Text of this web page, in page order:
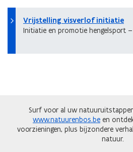
Vrijstelling visverlof initiatie
Initiatie en promotie hengelsport –
Surf voor al uw
www.natuurenbos.be en
voorzieningen, plus bijzondere
natuur.